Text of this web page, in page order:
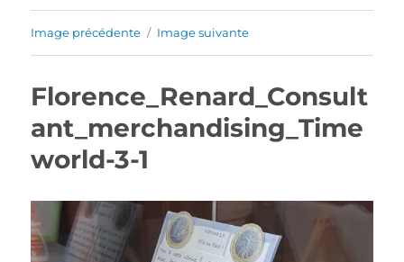
Image précédente Image suivante
Florence_Renard_Consult
ant_merchandising_Time
world-3-1